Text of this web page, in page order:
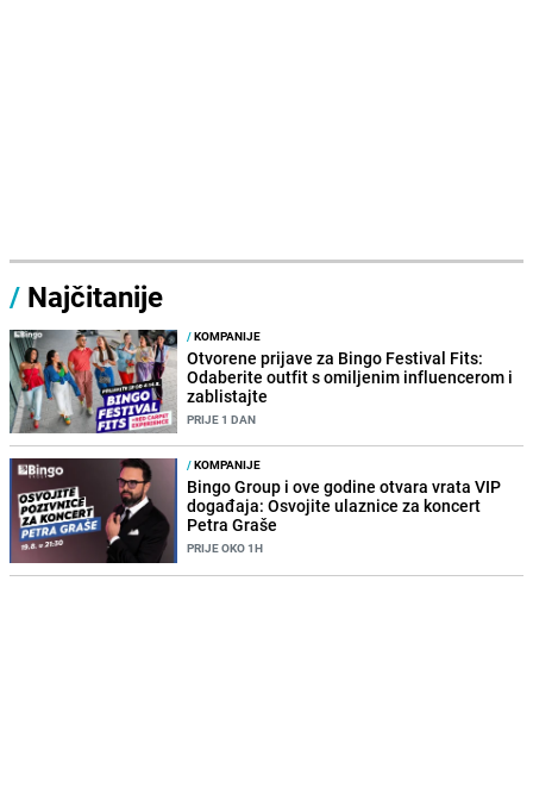
/ Najčitanije
/KOMPANIJE
Otvorene prijave za Bingo Festival Fits:
Odaberite outfit s omiljenim influencerom i
zablistajte
PRIJE 1 DAN
/KOMPANIJE
Bingo Group i ove godine otvara vrata VIP
događaja: Osvojite ulaznice za koncert
Petra Graše
PRIJE OKO 1H